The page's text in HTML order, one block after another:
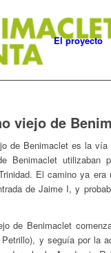
El proyecto
viejo de
de Benimaclet es la
Benimaclet utilizaban
El camino ya era
de Jaime I, y
de Benimaclet
y seguía por la